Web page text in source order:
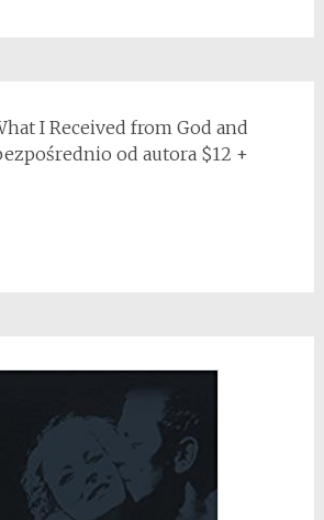
I Received from God and
od autora $12 +